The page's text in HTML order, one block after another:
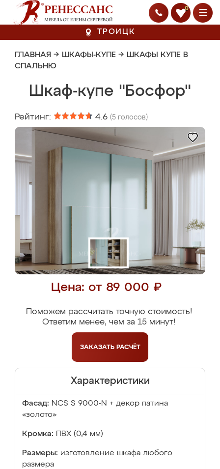
0
ТРОИЦК
ГЛАВНАЯ → ШКАФЫ-КУПЕ → ШКАФЫ КУПЕ В
СПАЛЬНЮ
Шкаф-купе "Босфор"
Рейтинг: 4.6 (5 голосов)
Цена: от 89 000 ₽
Поможем рассчитать точную стоимость!
Ответим менее, чем за 15 минут!
ЗАКАЗАТЬ РАСЧЁТ
Характеристики
Фасад: NCS S 9000-N + декор патина
«золото»
Кромка: ПВХ (0,4 мм)
Размеры: изготовление шкафа любого
размера